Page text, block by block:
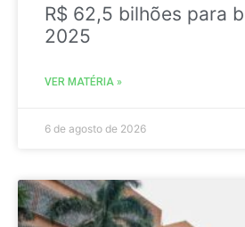
R$ 62,5 bilhões para
2025
VER MATÉRIA »
6 de agosto de 2026